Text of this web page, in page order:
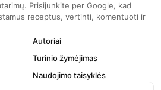
Prisijunkite per Google, kad
receptus, vertinti, komentuoti ir
Autoriai
Turinio žymėjimas
Naudojimo taisyklės